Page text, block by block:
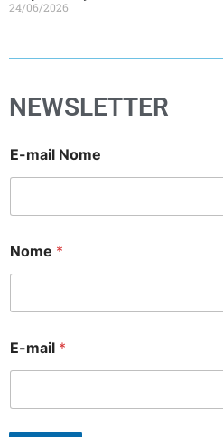
24/06/2026
NEWSLETTER
E-mail Nome
Nome *
E-mail *